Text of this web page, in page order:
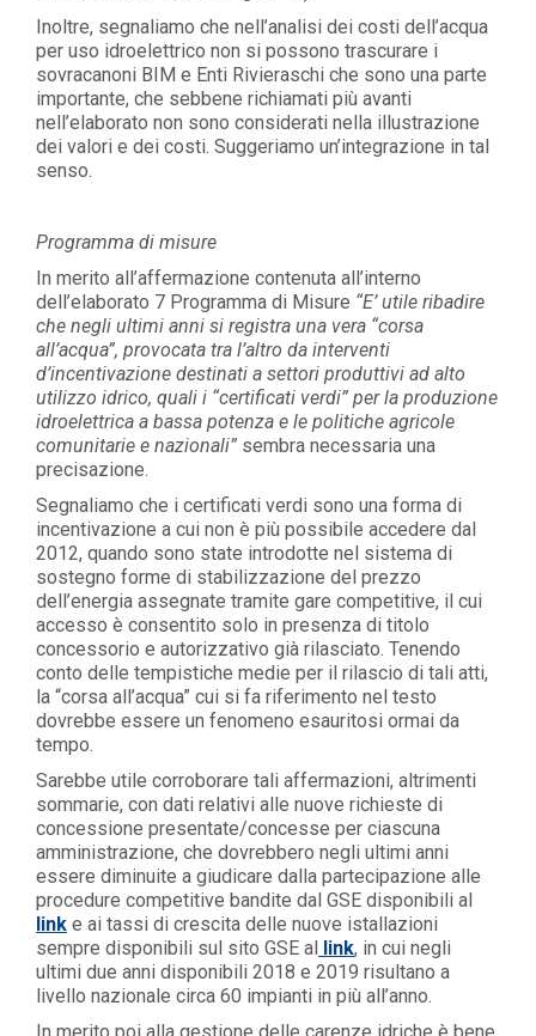
Inoltre, segnaliamo che nell’analisi dei costi dell’acqua
per uso idroelettrico non si possono trascurare i
sovracanoni BIM e Enti Rivieraschi che sono una parte
importante, che sebbene richiamati più avanti
nell’elaborato non sono considerati nella illustrazione
dei valori e dei costi. Suggeriamo un’integrazione in tal
senso.
Programma di misure
In merito all’affermazione contenuta all’interno
dell’elaborato 7 Programma di Misure “E’ utile ribadire
che negli ultimi anni si registra una vera “corsa
all’acqua”, provocata tra l’altro da interventi
d’incentivazione destinati a settori produttivi ad alto
utilizzo idrico, quali i “certificati verdi” per la produzione
idroelettrica a bassa potenza e le politiche agricole
comunitarie e nazionali” sembra necessaria una
precisazione.
Segnaliamo che i certificati verdi sono una forma di
incentivazione a cui non è più possibile accedere dal
2012, quando sono state introdotte nel sistema di
sostegno forme di stabilizzazione del prezzo
dell’energia assegnate tramite gare competitive, il cui
accesso è consentito solo in presenza di titolo
concessorio e autorizzativo già rilasciato. Tenendo
conto delle tempistiche medie per il rilascio di tali atti,
la “corsa all’acqua” cui si fa riferimento nel testo
dovrebbe essere un fenomeno esauritosi ormai da
tempo.
Sarebbe utile corroborare tali affermazioni, altrimenti
sommarie, con dati relativi alle nuove richieste di
concessione presentate/concesse per ciascuna
amministrazione, che dovrebbero negli ultimi anni
essere diminuite a giudicare dalla partecipazione alle
procedure competitive bandite dal GSE disponibili al
link e ai tassi di crescita delle nuove istallazioni
sempre disponibili sul sito GSE al link, in cui negli
ultimi due anni disponibili 2018 e 2019 risultano a
livello nazionale circa 60 impianti in più all’anno.